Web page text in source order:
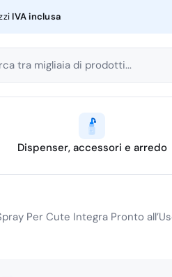
IVA inclusa
tra migliaia di prodotti...
Dispenser, accessori e arredo
Per Cute Integra Pronto